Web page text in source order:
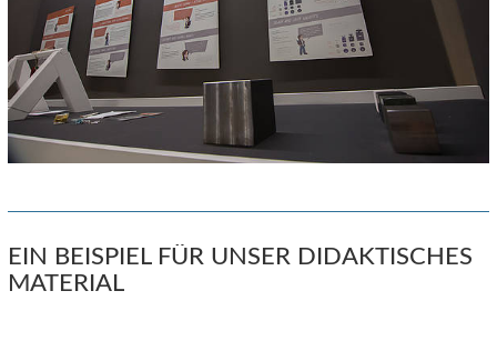
EIN BEISPIEL FÜR UNSER DIDAKTISCHES
MATERIAL